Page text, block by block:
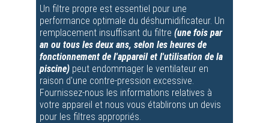
Un filtre propre est essentiel pour une
performance optimale du déshumidificateur. Un
remplacement insuffisant du filtre (une fois par
an ou tous les deux ans, selon les heures de
fonctionnement de l'appareil et l'utilisation de la
piscine) peut endommager le ventilateur en
raison d'une contre-pression excessive.
Fournissez-nous les informations relatives à
votre appareil et nous vous établirons un devis
pour les filtres appropriés.